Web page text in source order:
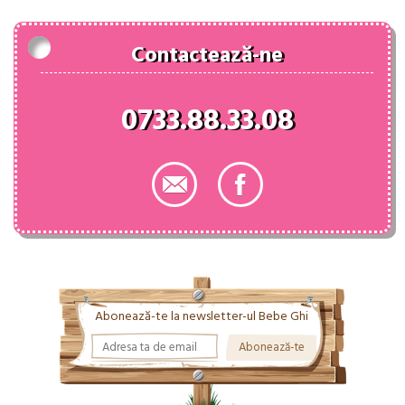
Contactează-ne
0733.88.33.08
Abonează-te la newsletter-ul Bebe Ghi